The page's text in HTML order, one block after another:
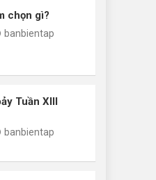
chọn gì?
banbientap
Tuần XIII
banbientap